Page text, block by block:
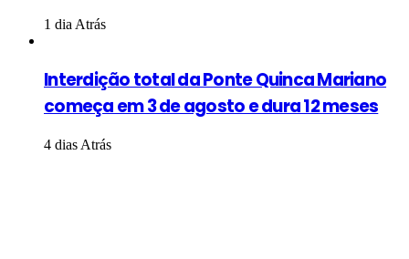
1 dia Atrás
Interdição total da Ponte Quinca Mariano
começa em 3 de agosto e dura 12 meses
4 dias Atrás